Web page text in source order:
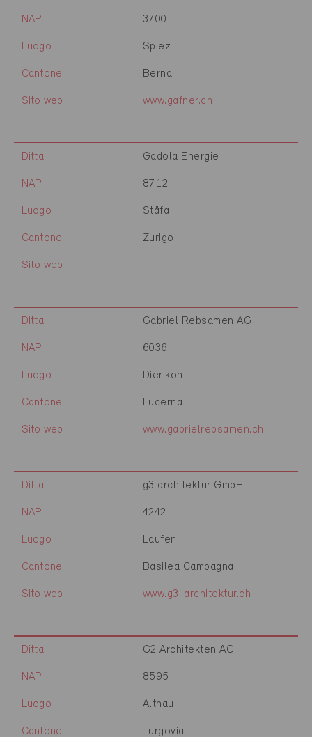
NAP 3700
Luogo Spiez
Cantone Berna
Sito web www.gafner.ch
Ditta Gadola Energie
NAP 8712
Luogo Stäfa
Cantone Zurigo
Sito web
Ditta Gabriel Rebsamen AG
NAP 6036
Luogo Dierikon
Cantone Lucerna
Sito web www.gabrielrebsamen.ch
Ditta g3 architektur GmbH
NAP 4242
Luogo Laufen
Cantone Basilea Campagna
Sito web www.g3-architektur.ch
Ditta G2 Architekten AG
NAP 8595
Luogo Altnau
Cantone Turgovia